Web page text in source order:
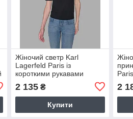
Жіночий светр Karl
Lagerfeld Paris із
короткими рукавами
2 135₴
Купити
2